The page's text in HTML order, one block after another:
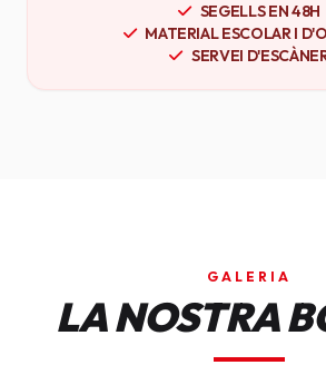
SEGELLS EN 48H
MATERIAL ESCOLAR I
SERVEI
GALERIA
LA NOSTRA